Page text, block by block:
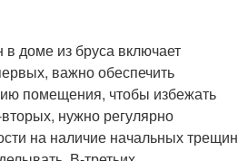
доме из бруса включает
важно обеспечить
помещения, чтобы избежать
нужно регулярно
на наличие начальных трещин